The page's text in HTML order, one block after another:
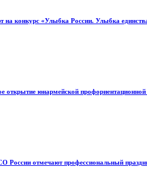
на конкурс «Улыбка России. Улыбка
открытие юнармейской
России отмечают профессиональный